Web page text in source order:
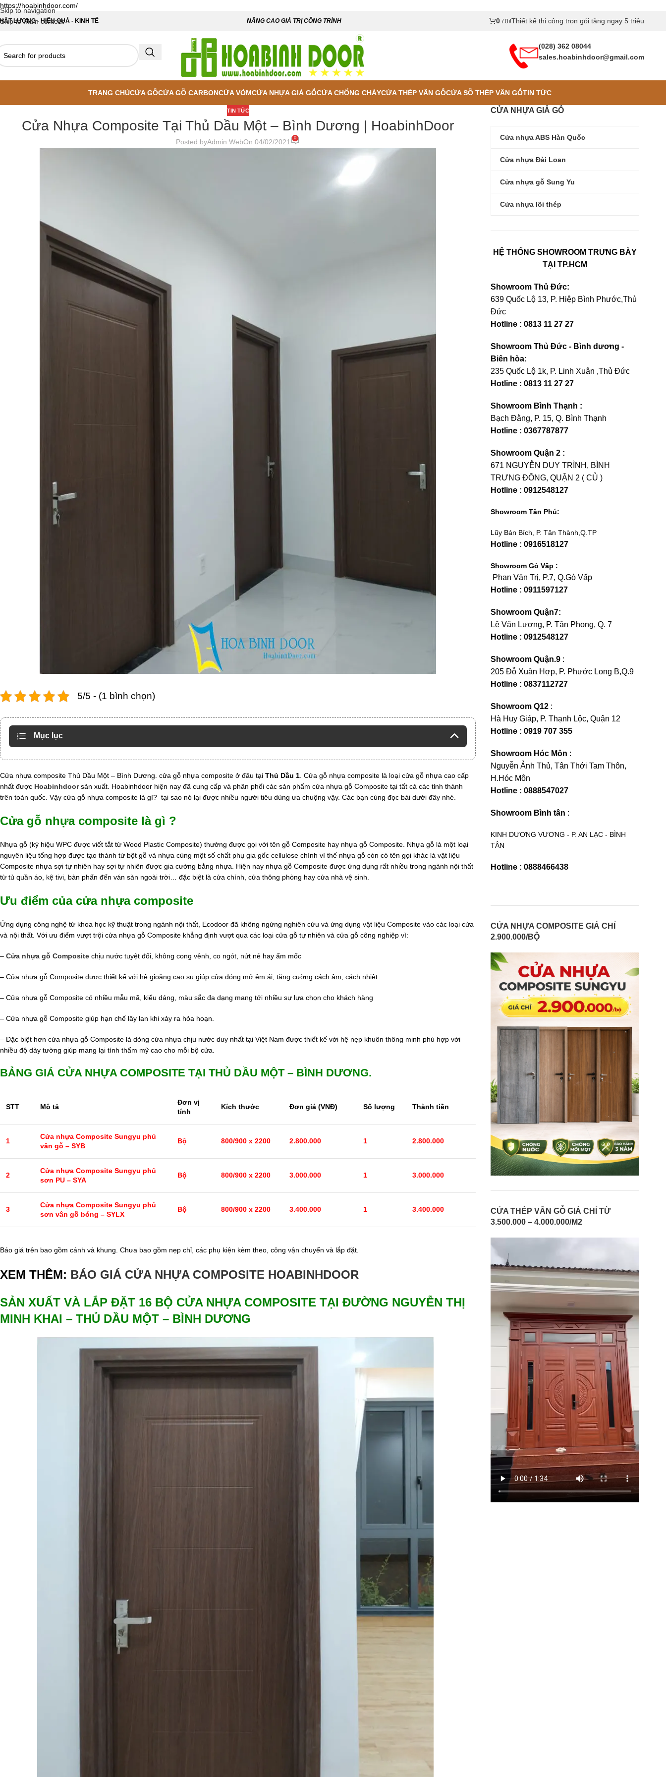
https://hoabinhdoor.com/
Skip to navigation
Skip to main content
LƯỢNG - HIỆU QUẢ - KINH TẾ NÂNG CAO GIÁ TRỊ CÔNG TRÌNH 0 / 0₫Thiết kế thi công trọn gói tặng ngay 5 triệu
(028) 362 08044
sales.hoabinhdoor@gmail.com
TRANG CHỦCỬA GỖCỬA GỖ CARBONCỬA VÒMCỬA NHỰA GIẢ GỖCỬA CHỐNG CHÁYCỬA THÉP VÂN GỖCỬA SỖ THÉP VÂN GỖTIN TỨC
TIN TỨC
Cửa Nhựa Composite Tại Thủ Dầu Một – Bình Dương | HoabinhDoor
Posted byAdmin WebOn 04/02/2021 0
5/5 - (1 bình chọn)
Mục lục
Cửa nhựa composite Thủ Dầu Một – Bình Dương. cửa gỗ nhựa composite ở đâu tại Thủ Dầu 1 . Cửa gỗ nhựa composite là loại cửa gỗ nhựa cao cấp
nhất được Hoabinhdoorsản xuất. Hoabinhdoor hiện nay đã cung cấp và phân phối các sản phẩm cửa nhựa gỗ Composite tại tất cả các tỉnh thành
trên toàn quốc. Vậy cửa gỗ nhựa composite là gì? tại sao nó lại được nhiều người tiêu dùng ưa chuộng vậy. Các bạn cùng đọc bài dưới đây nhé.
Cửa gỗ nhựa composite là gì ?
Nhựa gỗ (ký hiệu WPC được viết tắt từ Wood Plastic Composite) thường được gọi với tên gỗ Composite hay nhựa gỗ Composite. Nhựa gỗ là một loại
nguyên liệu tổng hợp được tạo thành từ bột gỗ và nhựa cùng một số chất phụ gia gốc cellulose chính vì thế nhựa gỗ còn có tên gọi khác là vật liệu
Composite nhựa sợi tự nhiên hay sợi tự nhiên được gia cường bằng nhựa. Hiện nay nhựa gỗ Composite được ứng dụng rất nhiều trong ngành nội thất
từ tủ quần áo, kệ tivi, bàn phấn đến ván sàn ngoài trời… đặc biệt là cửa chính, cửa thông phòng hay cửa nhà vệ sinh.
Ưu điểm của cửa nhựa composite
Ứng dụng công nghệ từ khoa học kỹ thuật trong ngành nội thất, Ecodoor đã không ngừng nghiên cứu và ứng dụng vật liệu Composite vào các loại cửa
và nội thất. Với ưu điểm vượt trội cửa nhựa gỗ Composite khẳng định vượt qua các loại cửa gỗ tự nhiên và cửa gỗ công nghiệp vì:
– Cửa nhựa gỗ Composite chịu nước tuyệt đối, không cong vênh, co ngót, nứt nẻ hay ẩm mốc
– Cửa nhựa gỗ Composite được thiết kế với hệ gioăng cao su giúp cửa đóng mở êm ái, tăng cường cách âm, cách nhiệt
– Cửa nhựa gỗ Composite có nhiều mẫu mã, kiểu dáng, màu sắc đa dạng mang tới nhiều sự lựa chọn cho khách hàng
– Cửa nhựa gỗ Composite giúp hạn chế lây lan khi xảy ra hỏa hoạn.
– Đặc biệt hơn cửa nhựa gỗ Composite là dòng cửa nhựa chịu nước duy nhất tại Việt Nam được thiết kế với hệ nẹp khuôn thông minh phù hợp với
nhiều độ dày tường giúp mang lại tính thẩm mỹ cao cho mỗi bộ cửa.
BẢNG GIÁ CỬA NHỰA COMPOSITE TẠI THỦ DẦU MỘT – BÌNH DƯƠNG.
STT Mô tả
Đơn vị
tính
Kích thước Đơn giá (VNĐ) Số lượng Thành tiền
1
Cửa nhựa Composite Sungyu phủ
vân gỗ – SYB
Bộ 800/900 x 2200 2.800.000 1 2.800.000
2
Cửa nhựa Composite Sungyu phủ
sơn PU – SYA
Bộ 800/900 x 2200 3.000.000 1 3.000.000
3
Cửa nhựa Composite Sungyu phủ
sơn vân gỗ bóng – SYLX
Bộ 800/900 x 2200 3.400.000 1 3.400.000
Báo giá trên bao gồm cánh và khung. Chưa bao gồm nẹp chỉ, các phụ kiện kèm theo, công vận chuyển và lắp đặt.
XEM THÊM: BÁO GIÁ CỬA NHỰA COMPOSITE HOABINHDOOR
SẢN XUẤT VÀ LẮP ĐẶT 16 BỘ CỬA NHỰA COMPOSITE TẠI ĐƯỜNG NGUYỄN THỊ
MINH KHAI – THỦ DẦU MỘT – BÌNH DƯƠNG
CỬA NHỰA GIẢ GỖ
Cửa nhựa ABS Hàn Quốc
Cửa nhựa Đài Loan
Cửa nhựa gỗ Sung Yu
Cửa nhựa lõi thép
HỆ THỐNG SHOWROOM TRƯNG BÀY
TẠI TP.HCM
Showroom Thủ Đức:
639 Quốc Lộ 13, P. Hiệp Bình Phước,Thủ
Đức
Hotline : 0813 11 27 27
Showroom Thủ Đức - Bình dương -
Biên hòa:
235 Quốc Lộ 1k, P. Linh Xuân ,Thủ Đức
Hotline : 0813 11 27 27
Showroom Bình Thạnh :
Bạch Đằng, P. 15, Q. Bình Thạnh
Hotline : 0367787877
Showroom Quận 2 :
671 NGUYỄN DUY TRÌNH, BÌNH
TRƯNG ĐÔNG, QUẬN 2 ( CỦ )
Hotline : 0912548127
Showroom Tân Phú:
Lũy Bán Bích, P. Tân Thành,Q.TP
Hotline : 0916518127
Showroom Gò Vấp :
Phan Văn Trị, P.7, Q.Gò Vấp
Hotline : 0911597127
Showroom Quận7:
Lê Văn Lương, P. Tân Phong, Q. 7
Hotline : 0912548127
Showroom Quận.9 :
205 Đỗ Xuân Hợp, P. Phước Long B,Q.9
Hotline : 0837112727
Showroom Q12 :
Hà Huy Giáp, P. Thạnh Lộc, Quận 12
Hotline : 0919 707 355
Showroom Hóc Môn :
Nguyễn Ảnh Thủ, Tân Thới Tam Thôn,
H.Hóc Môn
Hotline : 0888547027
Showroom Bình tân :
KINH DƯƠNG VƯƠNG - P. AN LẠC - BÌNH
TÂN
Hotline : 0888466438
CỬA NHỰA COMPOSITE GIÁ CHỈ
2.900.000/BỘ
CỬA THÉP VÂN GỖ GIẢ CHỈ TỪ
3.500.000 – 4.000.000/M2